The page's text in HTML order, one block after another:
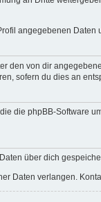
angegebenen
den von dir
sofern du dies an
die phpBB-Software
über dich
Daten verlangen.